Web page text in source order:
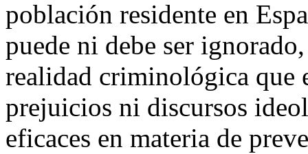
población residente en
puede ni debe ser
realidad criminológica que
prejuicios ni discursos
eficaces en materia de